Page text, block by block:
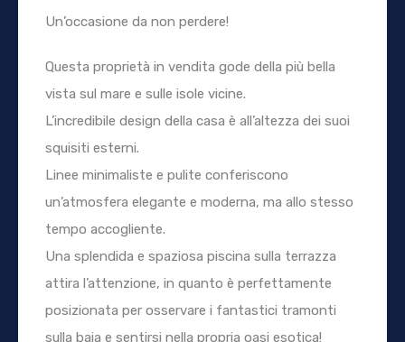
Un’occasione da non perdere!
Questa proprietà in vendita gode della più bella
vista sul mare e sulle isole vicine.
L’incredibile design della casa è all’altezza dei suoi
squisiti esterni.
Linee minimaliste e pulite conferiscono
un’atmosfera elegante e moderna, ma allo stesso
tempo accogliente.
Una splendida e spaziosa piscina sulla terrazza
attira l’attenzione, in quanto è perfettamente
posizionata per osservare i fantastici tramonti
sulla baia e sentirsi nella propria oasi esotica!